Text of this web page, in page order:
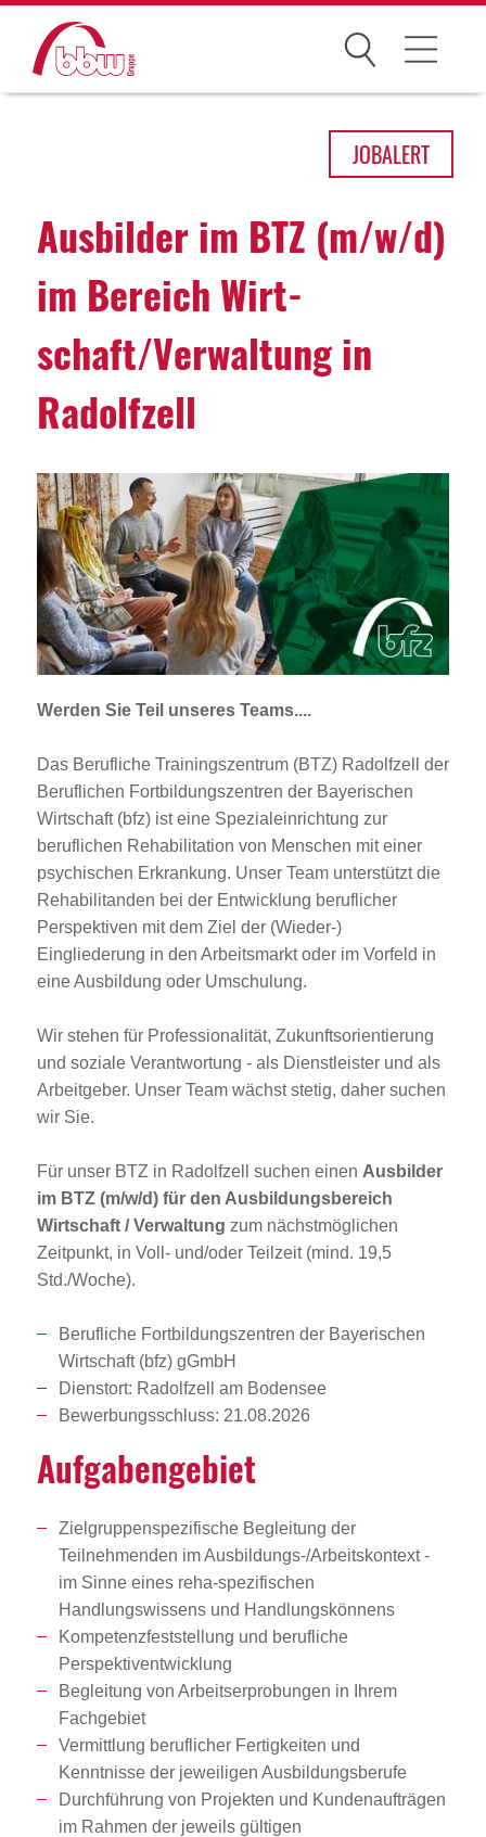
Suchen
Über uns
Leitbild
Gesellschaften
Historie
Organisation
Jobportal
Presse und Medien
bbw e. V.
Karriere
Presse
News Archiv
JOBALERT
Ausbilder im BTZ (m/w/d)
im Bereich Wirt­
schaft/Verwal­tung in
Radolf­zell
Werden Sie Teil unseres Teams....
Das Berufliche Trainingszentrum (BTZ) Radolfzell der
Beruflichen Fortbildungszentren der Bayerischen
Wirtschaft (bfz) ist eine Spezialeinrichtung zur
beruflichen Rehabilitation von Menschen mit einer
psychischen Erkrankung. Unser Team unterstützt die
Rehabilitanden bei der Entwicklung beruflicher
Perspektiven mit dem Ziel der (Wieder-)
Eingliederung in den Arbeitsmarkt oder im Vorfeld in
eine Ausbildung oder Umschulung.
Wir stehen für Professionalität, Zukunftsorientierung
und soziale Verantwortung - als Dienstleister und als
Arbeitgeber. Unser Team wächst stetig, daher suchen
wir Sie.
Für unser BTZ in Radolfzell suchen einen Ausbilder
im BTZ (m/w/d) für den Ausbildungsbereich
Wirtschaft / Verwaltung zum nächstmöglichen
Zeitpunkt, in Voll- und/oder Teilzeit (mind. 19,5
Std./Woche).
Berufliche Fortbildungszentren der Bayerischen
Wirtschaft (bfz) gGmbH
Dienstort: Radolfzell am Bodensee
Bewerbungsschluss: 21.08.2026
Aufga­ben­ge­biet
Zielgruppenspezifische Begleitung der
Teilnehmenden im Ausbildungs-/Arbeitskontext -
im Sinne eines reha-spezifischen
Handlungswissens und Handlungskönnens
Kompetenzfeststellung und berufliche
Perspektiventwicklung
Begleitung von Arbeitserprobungen in Ihrem
Fachgebiet
Vermittlung beruflicher Fertigkeiten und
Kenntnisse der jeweiligen Ausbildungsberufe
Durchführung von Projekten und Kundenaufträgen
im Rahmen der jeweils gültigen